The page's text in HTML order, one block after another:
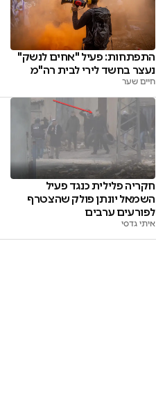
התפתחות: פעיל "אחים לנשק"
נעצר בחשד לירי לבית רה"מ
חיים שער
חקריה פלילית כנגד פעיל
השמאל יונתן פולק שהצטרף
לפורעים ערבים
איתי גדסי